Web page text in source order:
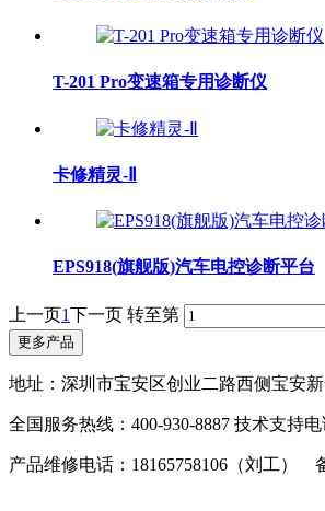
T-201 Pro变速箱专用诊断仪
卡修精灵-Ⅱ
EPS918(旗舰版)汽车电控诊断平台
上一页1下一页 转至第
更多产品
地址：深圳市宝安区创业二路西侧宝安
全国服务热线：400-930-8887 技术支持电
产品维修电话：18165758106（刘工）